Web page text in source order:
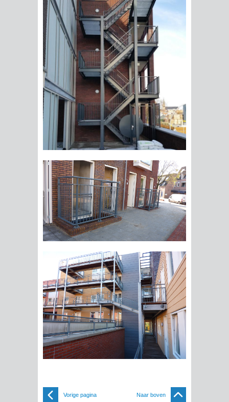
Naar boven
Vorige pagina